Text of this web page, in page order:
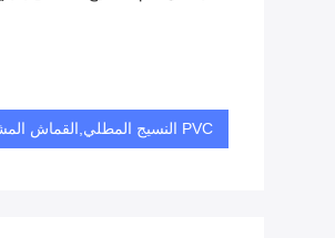
PVC النسيج المطلي,القماش المشمع المطلي بالـ PVC,ورقة القماش المشمع PVC